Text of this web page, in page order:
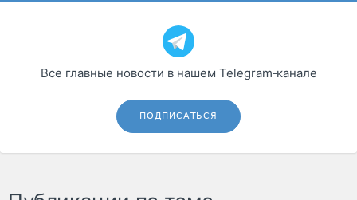
Все главные новости в нашем Telegram‑канале
ПОДПИСАТЬСЯ